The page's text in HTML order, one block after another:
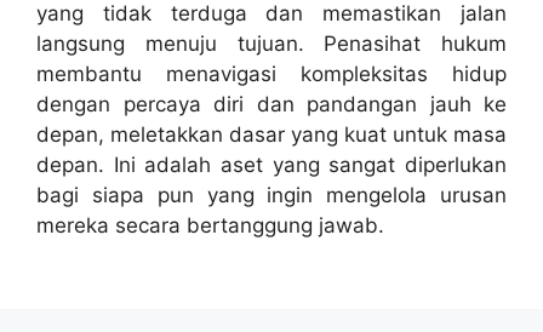
yang tidak terduga dan memastikan jalan
langsung menuju tujuan. Penasihat hukum
membantu menavigasi kompleksitas hidup
dengan percaya diri dan pandangan jauh ke
depan, meletakkan dasar yang kuat untuk masa
depan. Ini adalah aset yang sangat diperlukan
bagi siapa pun yang ingin mengelola urusan
mereka secara bertanggung jawab.